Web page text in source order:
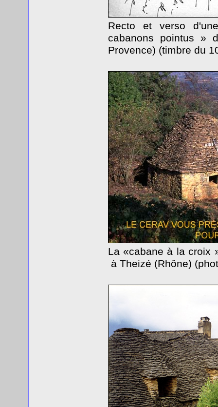
Recto et verso
cabanons pointus »
Provence) (timbre du
La «cabane à la croix
à Theizé (Rhône)